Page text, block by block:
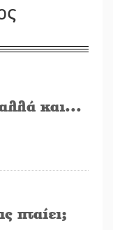
και...
πταίει;